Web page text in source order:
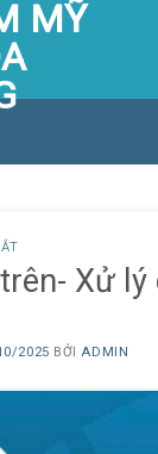
Xử
2025 BỞI ADMIN